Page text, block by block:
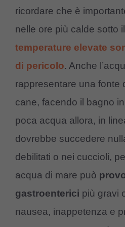
ricordare che è
nelle ore più calde sotto
temperature elevate
di pericolo. Anche
rappresentare una fonte
cane, facendo il bagno
poca acqua allora, in
dovrebbe succedere
debilitati o nei cuccioli,
acqua di mare può
gastroenterici più gravi
nausea, inappetenza e